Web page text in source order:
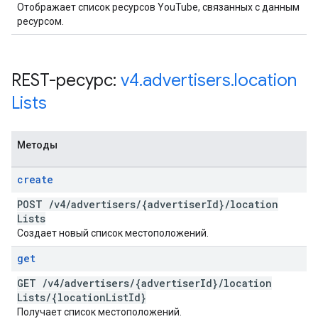
Отображает список ресурсов YouTube, связанных с данным
ресурсом.
REST-ресурс: v4.advertisers.location
Lists
Методы
create
POST /v4/advertisers/{advertiserId}/location
Lists
Создает новый список местоположений.
get
GET /v4/advertisers/{advertiserId}/location
Lists/{locationListId}
Получает список местоположений.